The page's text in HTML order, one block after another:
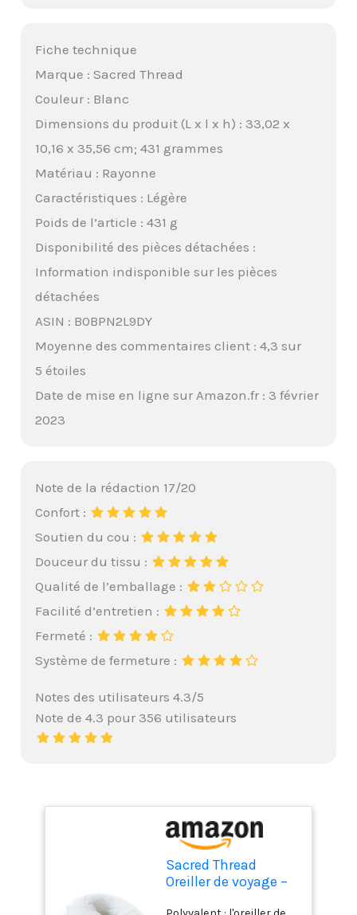
Fiche technique
Marque : Sacred Thread
Couleur : Blanc
Dimensions du produit (L x l x h) : 33,02 x
10,16 x 35,56 cm; 431 grammes
Matériau : Rayonne
Caractéristiques : Légère
Poids de l’article : 431 g
Disponibilité des pièces détachées :
Information indisponible sur les pièces
détachées
ASIN : B0BPN2L9DY
Moyenne des commentaires client : 4,3 sur
5 étoiles
Date de mise en ligne sur Amazon.fr : 3 février
2023
Note de la rédaction 17/20
Confort :
Soutien du cou :
Douceur du tissu :
Qualité de l’emballage :
Facilité d’entretien :
Fermeté :
Système de fermeture :
Notes des utilisateurs 4.3/5
Note de 4.3 pour 356 utilisateurs
Sacred Thread
Oreiller de voyage –